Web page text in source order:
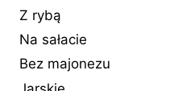
Z rybą
Na sałacie
Bez majonezu